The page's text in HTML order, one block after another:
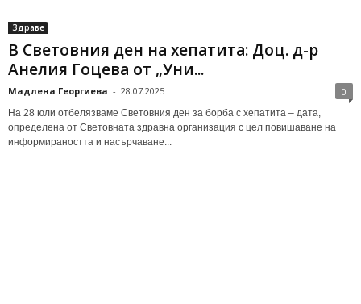
Здраве
В Световния ден на хепатита: Доц. д-р
Анелия Гоцева от „Уни...
Мадлена Георгиева - 28.07.2025 0
На 28 юли отбелязваме Световния ден за борба с хепатита – дата,
определена от Световната здравна организация с цел повишаване на
информираността и насърчаване...